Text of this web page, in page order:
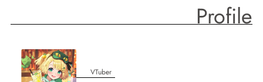
Profile
VTuber